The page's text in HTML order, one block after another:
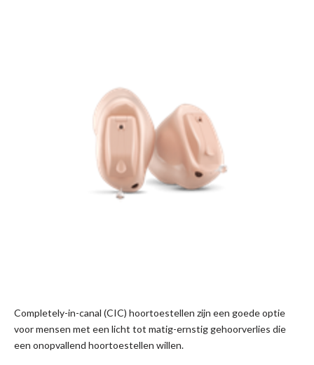
Completely-in-canal (CIC) hoortoestellen zijn een goede optie
voor mensen met een licht tot matig-ernstig gehoorverlies die
een onopvallend hoortoestellen willen.